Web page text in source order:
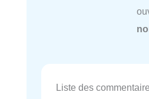
Liste des